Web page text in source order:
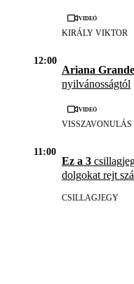
Videó
KIRÁLY VIKTOR
12:00
Ariana
nyilvánosságtól
Videó
VISSZAVONULÁS
11:00
Ez a 3
dolgokat rejt
CSILLAGJEGY